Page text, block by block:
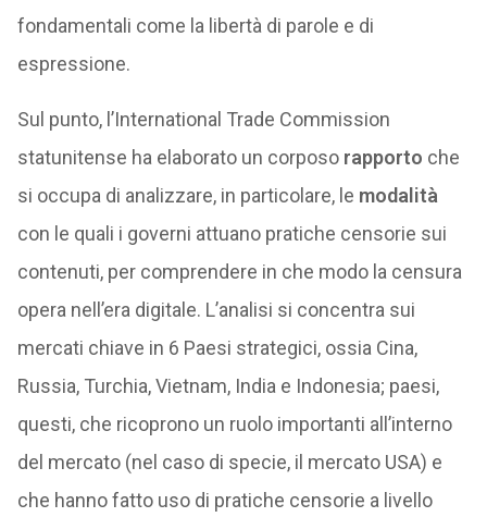
fondamentali come la libertà di parole e di
espressione.
Sul punto, l’International Trade Commission
statunitense ha elaborato un corposo rapporto che
si occupa di analizzare, in particolare, le modalità
con le quali i governi attuano pratiche censorie sui
contenuti, per comprendere in che modo la censura
opera nell’era digitale. L’analisi si concentra sui
mercati chiave in 6 Paesi strategici, ossia Cina,
Russia, Turchia, Vietnam, India e Indonesia; paesi,
questi, che ricoprono un ruolo importanti all’interno
del mercato (nel caso di specie, il mercato USA) e
che hanno fatto uso di pratiche censorie a livello